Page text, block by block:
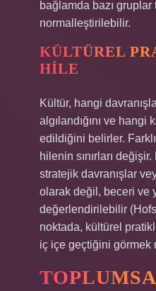
bağlamda bazı gruplar
normalleştirilebilir.
KÜLTÜREL
HILE
Kültür, hangi
algılandığını ve hangi
edildiğini belirler.
hilenin sınırları
stratejik davranışlar
olarak değil, beceri ve
değerlendirilebilir
noktada, kültürel
iç içe geçtiğini görmek